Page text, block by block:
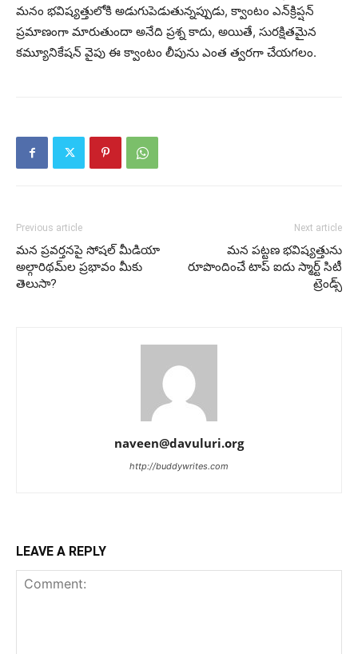
మనం భవిష్యత్తులోకి అడుగుపెడుతున్నప్పుడు, క్వాంటం ఎన్‌క్రిప్షన్
ప్రమాణంగా మారుతుందా అనేది ప్రశ్న కాదు, అయితే, సురక్షితమైన
కమ్యూనికేషన్ వైపు ఈ క్వాంటం లీపును ఎంత త్వరగా చేయగలం.
Previous article
మన ప్రవర్తనపై సోషల్ మీడియా
అల్గారిథమ్‌ల ప్రభావం మీకు
తెలుసా?
Next article
మన పట్టణ భవిష్యత్తును
రూపొందించే టాప్ ఐదు స్మార్ట్ సిటీ
ట్రెండ్స్
naveen@davuluri.org
http://buddywrites.com
LEAVE A REPLY